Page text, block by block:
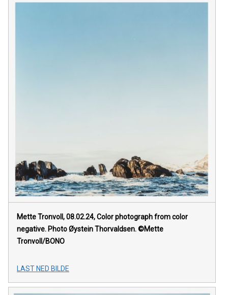
Mette Tronvoll, 08.02.24, Color photograph from color
negative. Photo Øystein Thorvaldsen. ©Mette
Tronvoll/BONO
LAST NED BILDE